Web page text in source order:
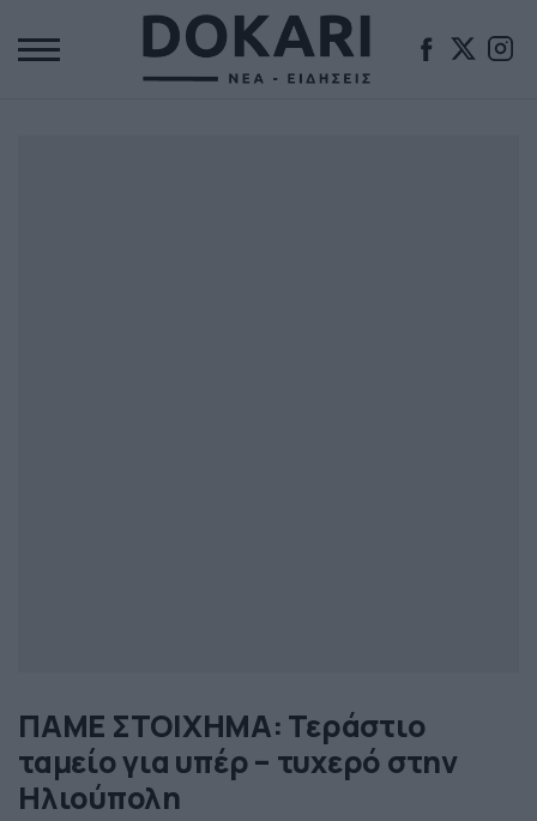
ΠΑΜΕ ΣΤΟΙΧΗΜΑ: Τεράστιο
ταμείο για υπέρ – τυχερό στην
Ηλιούπολη